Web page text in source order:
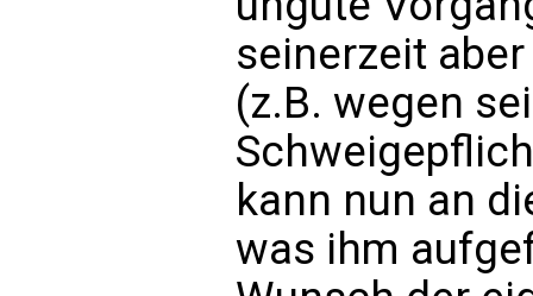
seinerzeit
(z.B. wegen
kann nun an
was ihm